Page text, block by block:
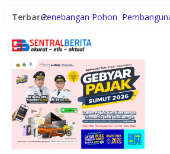
Terbaru:Penebangan Pohon
Idi Tunong Mulai Gelar Latihan
Gubernur Bobby Nasution
Sitolu Ori Miliki Gedung Permanen
Kebiasaan Finansial yang Bisa